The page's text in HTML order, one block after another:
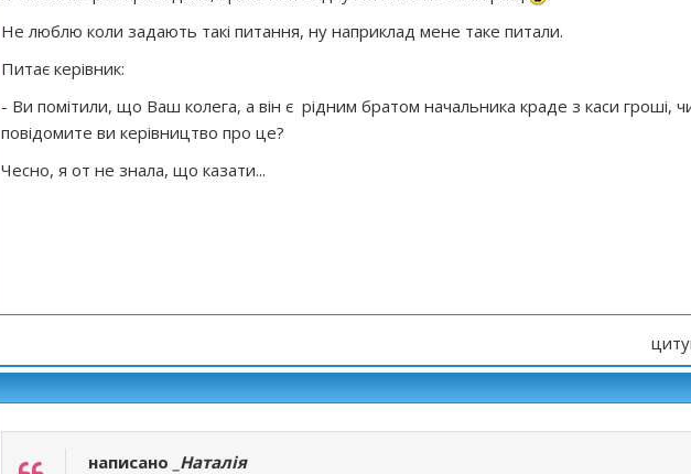
Не люблю коли задають такі питання, ну наприклад мене таке питали.
Питає керівник:
- Ви помітили, що Ваш колега, а він є рідним братом начальника краде з каси гроші,
повідомите ви керівництво про це?
Чесно, я от не знала, що казати...
написано _Наталія